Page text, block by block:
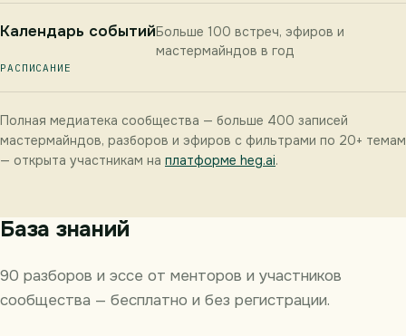
Календарь событийБольше 100 встреч, эфиров и
мастермайндов в год
РАСПИСАНИЕ
Полная медиатека сообщества — больше 400 записей
мастермайндов, разборов и эфиров с фильтрами по 20+ темам
— открыта участникам на платформе heg.ai.
База знаний
90 разборов и эссе от менторов и участников
сообщества — бесплатно и без регистрации.